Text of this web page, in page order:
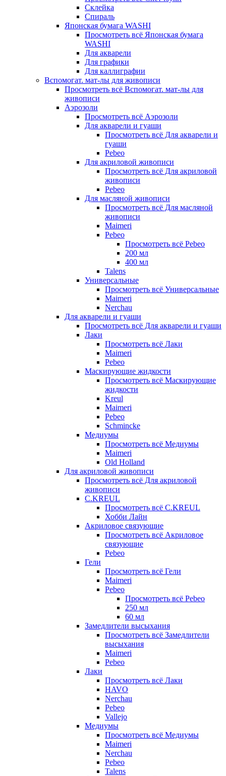
Склейка
Спираль
Японская бумага WASHI
Просмотреть всё Японская бумага
WASHI
Для акварели
Для графики
Для каллиграфии
Вспомогат. мат-лы для живописи
Просмотреть всё Вспомогат. мат-лы для
живописи
Аэрозоли
Просмотреть всё Аэрозоли
Для акварели и гуаши
Просмотреть всё Для акварели и
гуаши
Pebeo
Для акриловой живописи
Просмотреть всё Для акриловой
живописи
Pebeo
Для масляной живописи
Просмотреть всё Для масляной
живописи
Maimeri
Pebeo
Просмотреть всё Pebeo
200 мл
400 мл
Talens
Универсальные
Просмотреть всё Универсальные
Maimeri
Nerchau
Для акварели и гуаши
Просмотреть всё Для акварели и гуаши
Лаки
Просмотреть всё Лаки
Maimeri
Pebeo
Маскирующие жидкости
Просмотреть всё Маскирующие
жидкости
Kreul
Maimeri
Pebeo
Schmincke
Медиумы
Просмотреть всё Медиумы
Maimeri
Old Holland
Для акриловой живописи
Просмотреть всё Для акриловой
живописи
C.KREUL
Просмотреть всё C.KREUL
Хобби Лайн
Акриловое связующие
Просмотреть всё Акриловое
связующие
Pebeo
Гели
Просмотреть всё Гели
Maimeri
Pebeo
Просмотреть всё Pebeo
250 мл
60 мл
Замедлители высыхания
Просмотреть всё Замедлители
высыхания
Maimeri
Pebeo
Лаки
Просмотреть всё Лаки
HAVO
Nerchau
Pebeo
Vallejo
Медиумы
Просмотреть всё Медиумы
Maimeri
Nerchau
Pebeo
Talens